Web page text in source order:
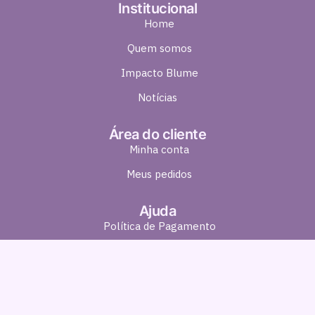
Institucional
Home
Quem somos
Impacto Blume
Notícias
Área do cliente
Minha conta
Meus pedidos
Ajuda
Política de Pagamento